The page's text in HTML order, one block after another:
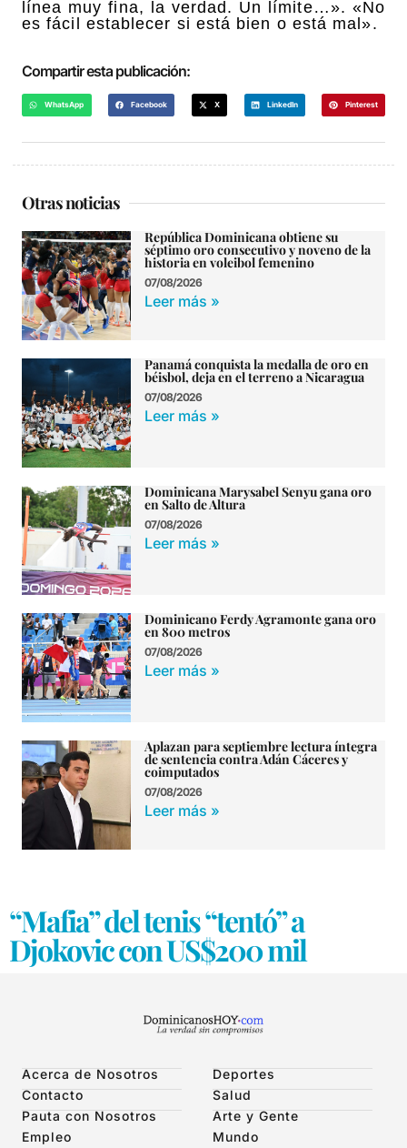
línea muy fina, la verdad. Un límite…». «No
es fácil establecer si está bien o está mal».
Compartir esta publicación:
WhatsApp Facebook X LinkedIn Pinterest
Otras noticias
República Dominicana obtiene su
séptimo oro consecutivo y noveno de la
historia en voleibol femenino
07/08/2026
Leer más »
Panamá conquista la medalla de oro en
béisbol, deja en el terreno a Nicaragua
07/08/2026
Leer más »
Dominicana Marysabel Senyu gana oro
en Salto de Altura
07/08/2026
Leer más »
Dominicano Ferdy Agramonte gana oro
en 800 metros
07/08/2026
Leer más »
Aplazan para septiembre lectura íntegra
de sentencia contra Adán Cáceres y
coimputados
07/08/2026
Leer más »
“Mafia” del tenis “tentó” a
Djokovic con US$200 mil
Acerca de Nosotros
Contacto
Pauta con Nosotros
Empleo
Deportes
Salud
Arte y Gente
Mundo